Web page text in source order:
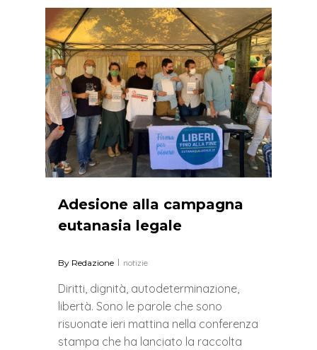
Adesione alla campagna
eutanasia legale
By Redazione notizie
Diritti, dignità, autodeterminazione,
libertà. Sono le parole che sono
risuonate ieri mattina nella conferenza
stampa che ha lanciato la raccolta
0